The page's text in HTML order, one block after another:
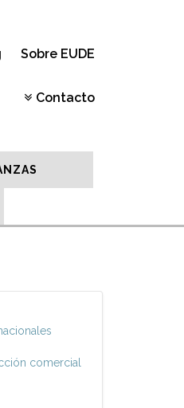
Sobre EUDE
Contacto
comercial